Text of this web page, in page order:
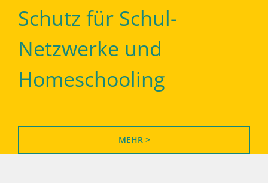
Schutz für Schul-
Netzwerke und
Homeschooling
MEHR >